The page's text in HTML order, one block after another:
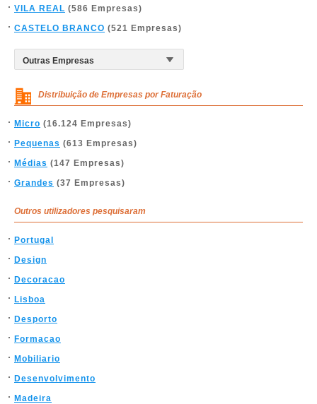
VILA REAL (586 Empresas)
CASTELO BRANCO (521 Empresas)
Distribuição de Empresas por Faturação
Micro (16.124 Empresas)
Pequenas (613 Empresas)
Médias (147 Empresas)
Grandes (37 Empresas)
Outros utilizadores pesquisaram
Portugal
Design
Decoracao
Lisboa
Desporto
Formacao
Mobiliario
Desenvolvimento
Madeira